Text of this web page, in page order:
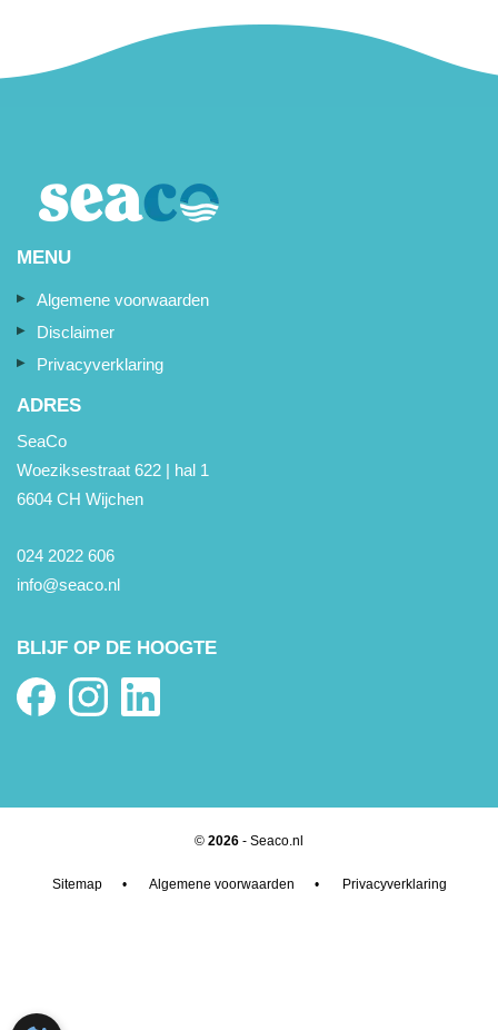
MENU
Algemene voorwaarden
Disclaimer
Privacyverklaring
ADRES
SeaCo
Woeziksestraat 622 | hal 1
6604 CH Wijchen
024 2022 606
info@seaco.nl
BLIJF OP DE HOOGTE
© 2026 - Seaco.nl
Sitemap• Algemene voorwaarden • Privacyverklaring